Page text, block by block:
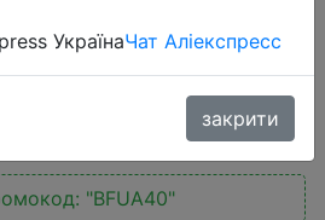
"BFUA40"
УкраїнаЧат Аліекспресс
закрити